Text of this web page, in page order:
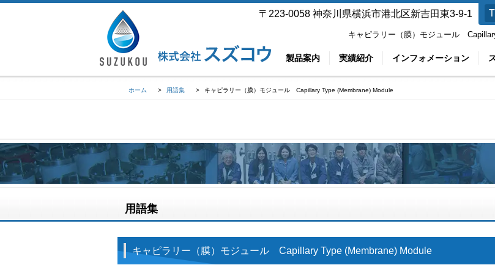
〒223-0058 神奈川県横浜市港北区新吉田東3-9-1
キャピラリー（膜）モジュール
製品案内 実績紹介 インフォメーション
ホーム > 用語集 > キャピラリー（膜）モジュール Capillary Type (Membrane) Module
用語集
キャピラリー（膜）モジュール Capillary Type (Membrane) Module